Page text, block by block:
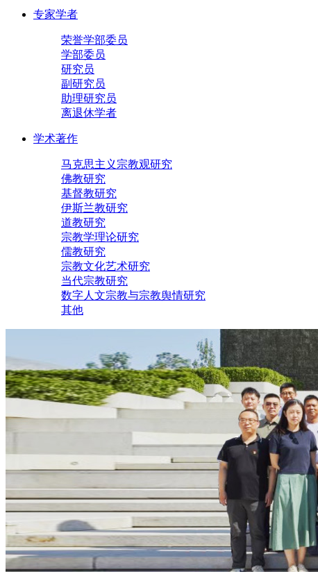
专家学者
荣誉学部委员
学部委员
研究员
副研究员
助理研究员
离退休学者
学术著作
马克思主义宗教观研究
佛教研究
基督教研究
伊斯兰教研究
道教研究
宗教学理论研究
儒教研究
宗教文化艺术研究
当代宗教研究
数字人文宗教与宗教舆情研究
其他